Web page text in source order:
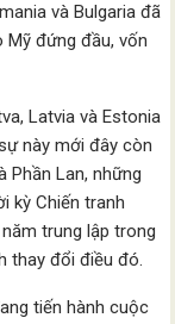
và Bulgaria đã
Mỹ đứng đầu, vốn
Latvia và Estonia
này mới đây còn
Phần Lan, những
kỳ Chiến tranh
trung lập trong
thay đổi điều đó.
tiến hành cuộc